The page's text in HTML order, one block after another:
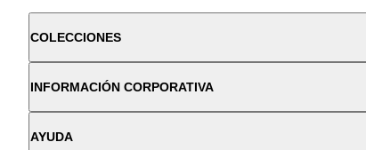
COLECCIONES
INFORMACIÓN CORPORATIVA
AYUDA